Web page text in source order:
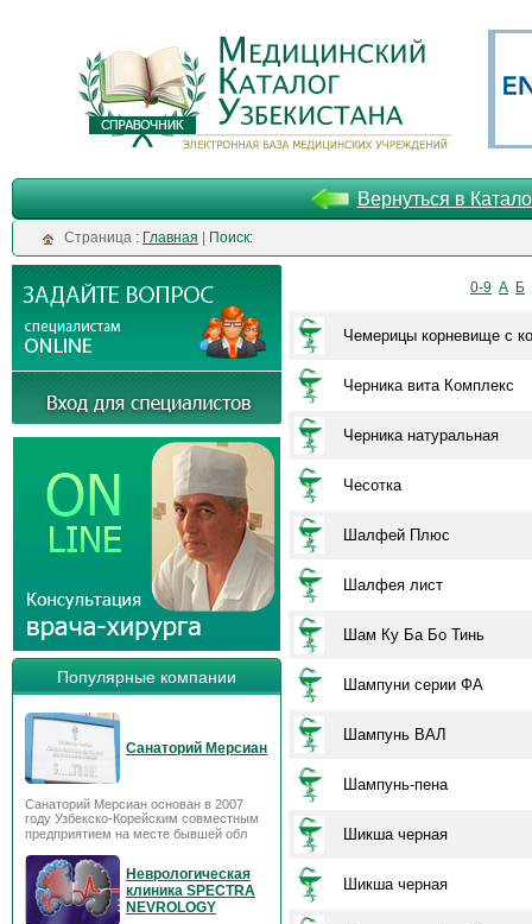
Вернуться в
Cтраница : Главная Поиск:
Популярные компании
Санаторий Мерсиан
Санаторий Мерсиан основан в 2007
году Узбекско-Корейским совместным
предприятием на месте бывшей обл
Неврологическая
клиника SPECTRA
NEVROLOGY
0-9 А Б
Чемерицы корневище с
Черника вита Комплекс
Черника натуральная
Чесотка
Шалфей Плюс
Шалфея лист
Шам Ку Ба Бо Тинь
Шампуни серии ФА
Шампунь ВАЛ
Шампунь-пена
Шикша черная
Шикша черная